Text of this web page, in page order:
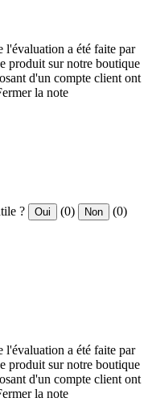
a été faite par
produit sur notre boutique
d'un compte client ont
la note
? Oui (0) Non (0)
a été faite par
produit sur notre boutique
d'un compte client ont
la note